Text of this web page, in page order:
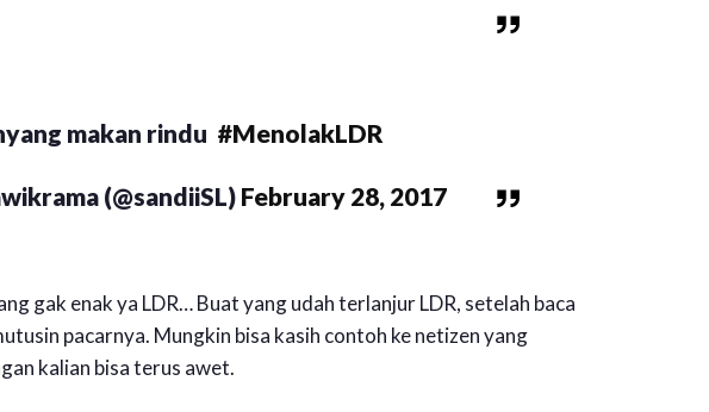
makan rindu #MenolakLDR
(@sandiiSL) February 28, 2017
gak enak ya LDR… Buat yang udah terlanjur LDR, setelah baca
pacarnya. Mungkin bisa kasih contoh ke netizen yang
kalian bisa terus awet.